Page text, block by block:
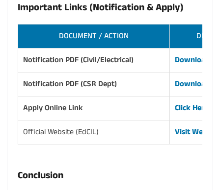
Important Links (Notification & Apply)
DOCUMENT / ACTION
Notification PDF (Civil/Electrical) Download
Notification PDF (CSR Dept) Download
Apply Online Link Click Here
Official Website (EdCIL) Visit Website
Conclusion